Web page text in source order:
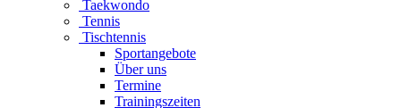
Taekwondo
Tennis
Tischtennis
Sportangebote
Über uns
Termine
Trainingszeiten